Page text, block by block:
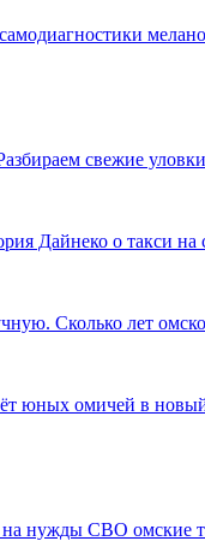
свежие
Дайнеко о такси
Сколько лет
юных омичей в новый
на нужды СВО омские